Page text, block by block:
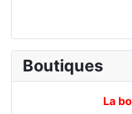
Boutiques
La